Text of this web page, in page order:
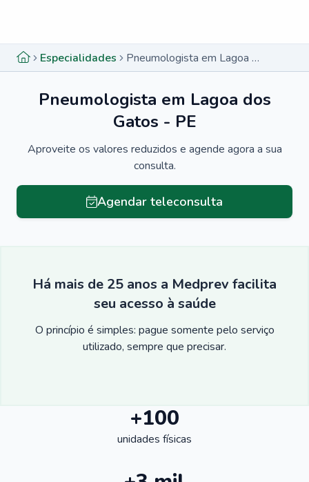
Especialidades Pneumologista em Lagoa dos Gatos - PE
Pneumologista em Lagoa dos
Gatos - PE
Aproveite os valores reduzidos e agende agora a sua
consulta.
Agendar teleconsulta
Há mais de 25 anos a Medprev facilita
seu acesso à saúde
O princípio é simples: pague somente pelo serviço
utilizado, sempre que precisar.
+100
unidades físicas